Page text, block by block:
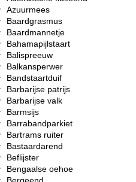
Azuurmees
Baardgrasmus
Baardmannetje
Bahamapijlstaart
Balispreeuw
Balkansperwer
Bandstaartduif
Barbarijse patrijs
Barbarijse valk
Barmsijs
Barrabandparkiet
Bartrams ruiter
Bastaardarend
Beflijster
Bengaalse oehoe